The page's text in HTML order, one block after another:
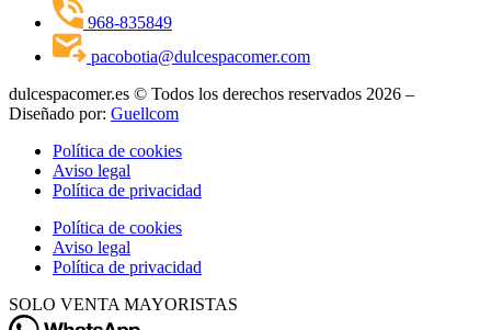
968-835849
pacobotia@dulcespacomer.com
dulcespacomer.es © Todos los derechos reservados 2026 –
Diseñado por: Guellcom
Política de cookies
Aviso legal
Política de privacidad
Política de cookies
Aviso legal
Política de privacidad
SOLO VENTA MAYORISTAS